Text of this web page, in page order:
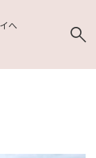
へ